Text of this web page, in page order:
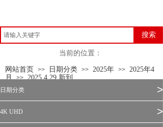
搜索
当前的位置：
网站首页 >> 日期分类 >> 2025年 >> 2025年4
月 >> 2025.4.29 新到
日期分类 >
4K UHD >